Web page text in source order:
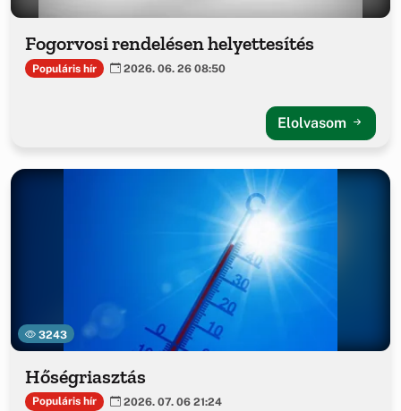
Fogorvosi rendelésen helyettesítés
Populáris hír 2026. 06. 26 08:50
Elolvasom
3243
Hőségriasztás
Populáris hír 2026. 07. 06 21:24